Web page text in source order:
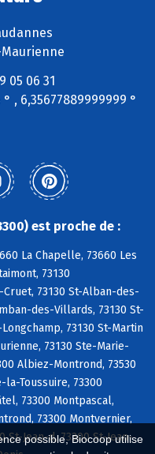
possible, Biocoop utilise
05 06 31
, 6,35677889999999 °
est proche de :
La Chapelle, 73660 Les
73130
73130 St-Alban-des-
des-Villards, 73130 St-
73130 St-Martin
73130 Ste-Marie-
Albiez-Montrond, 73530
Toussuire, 73300
73300 Montpascal,
73300 Montvernier,
St-Jean-d, 73300 St-Jean-